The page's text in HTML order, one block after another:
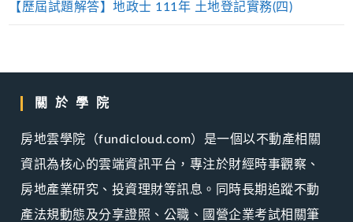
【歷屆試題解答】地政士 111年 土地登記實務(四)
關於學院
房地雲學院（fundicloud.com）是一個以不動產相關
資訊為核心的雲端資訊平台，專注於財經時事觀察、
房地產業研究、投資理財等訊息。同時長期追蹤不動
產法規動態及分享證照、公職、國營企業考試相關筆